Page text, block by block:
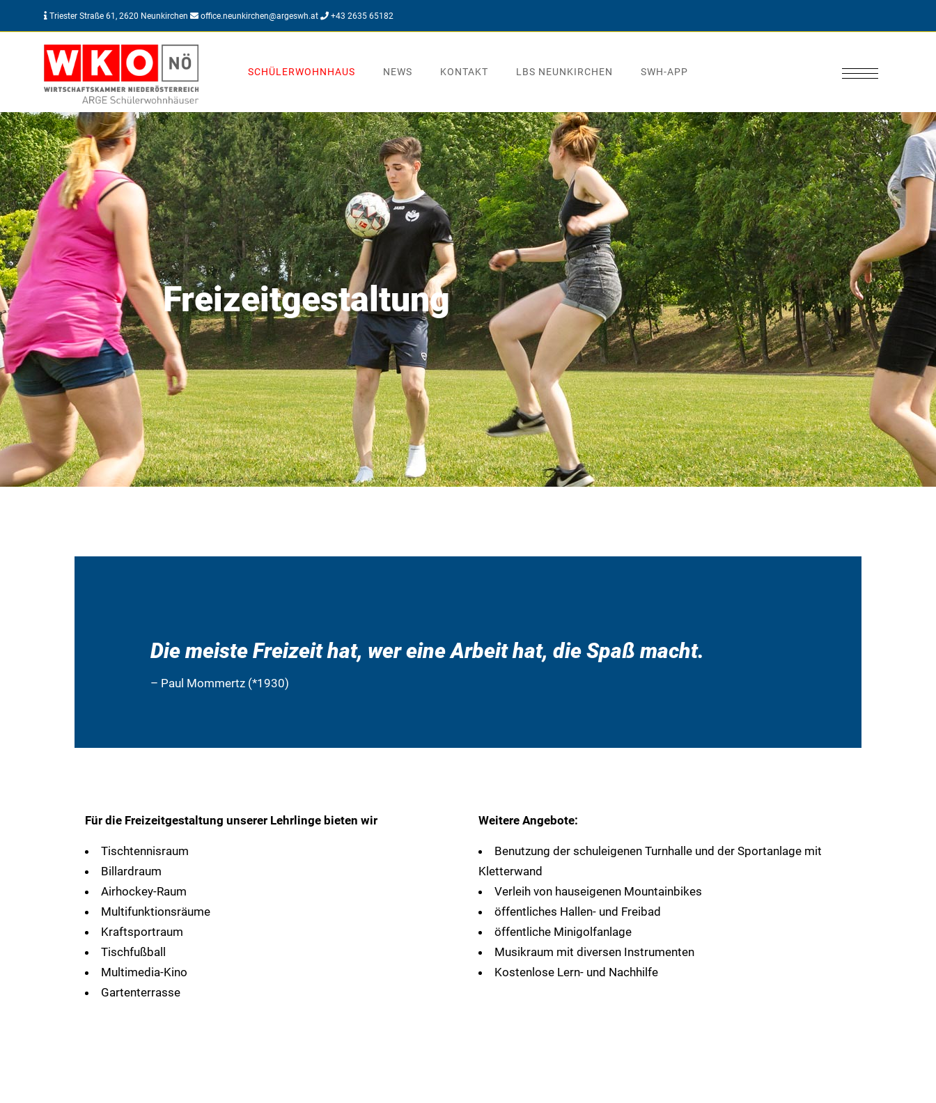
Triester Straße 61, 2620 Neunkirchen office.neunkirchen@argeswh.at +43 2635 65182
SCHÜLERWOHNHAUS NEWS KONTAKT LBS NEUNKIRCHEN SWH-APP
Freizeitgestaltung
Die meiste Freizeit hat, wer eine Arbeit hat, die Spaß macht.
– Paul Mommertz (*1930)
Für die Freizeitgestaltung unserer Lehrlinge bieten wir
Tischtennisraum
Billardraum
Airhockey-Raum
Multifunktionsräume
Kraftsportraum
Tischfußball
Multimedia-Kino
Gartenterrasse
Weitere Angebote:
Benutzung der schuleigenen Turnhalle und der Sportanlage mit
Kletterwand
Verleih von hauseigenen Mountainbikes
öffentliches Hallen- und Freibad
öffentliche Minigolfanlage
Musikraum mit diversen Instrumenten
Kostenlose Lern- und Nachhilfe